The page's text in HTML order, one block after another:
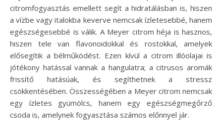
citromfogyasztás emellett segít a hidratálásban is, hiszen
a vízbe vagy italokba keverve nemcsak ízletesebbé, hanem
egészségesebbé is válik. A Meyer citrom héja is hasznos,
hiszen tele van flavonoidokkal és rostokkal, amelyek
elősegítik a bélműködést. Ezen kívül a citrom illóolajai is
jótékony hatással vannak a hangulatra; a citrusos aromák
frissítő hatásúak, és segíthetnek a stressz
csökkentésében. Összességében a Meyer citrom nemcsak
egy ízletes gyümölcs, hanem egy egészségmegőrző
csoda is, amelynek fogyasztása számos előnnyel jár.